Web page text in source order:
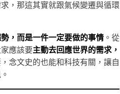
，那這其實就跟氣候變遷與循環
，而是一件一定要做的事情 。從
應該要主動去回應世界的需求，
念文史的也能和科技有關，讓自